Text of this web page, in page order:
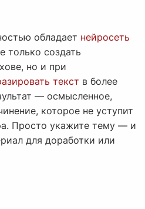
обладает нейросеть
только создать
но и при
текст в более
— осмысленное,
которое не уступит
Просто укажите тему — и
для доработки или